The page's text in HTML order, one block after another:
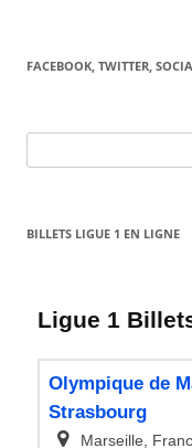
FACEBOOK, TWITTER,
for:
BILLETS LIGUE 1 EN LIGNE